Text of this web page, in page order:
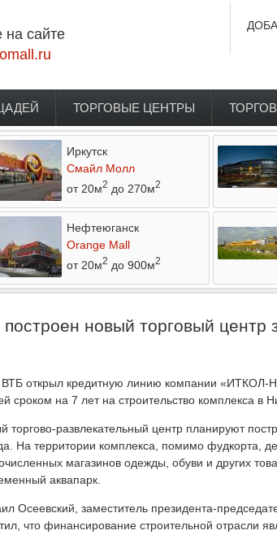
сайте
ТОРГОВЫЕ ЦЕНТРЫ
Иркутск
Смайл Молл
от 20м2 до 270м2
Нефтеюганск
Orange Mall
от 20м2 до 900м2
новый торговый центр
ВТБ открыл кредитную линию компании «ИТКОЛ-
сроком на 7 лет на строительство комплекса в
торгово-развлекательный центр планируют
На территории комплекса, помимо фудкорта,
магазинов одежды, обуви и других
аквапарк.
Осеевский, заместитель президента-
что финансирование строительной отрасли